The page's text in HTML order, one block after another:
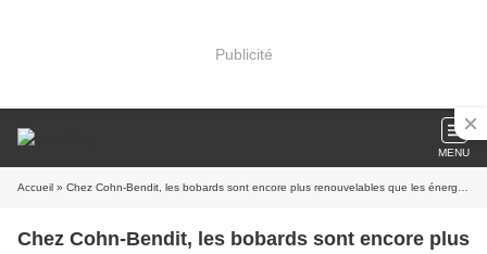
Publicité
MENU
Accueil » Chez Cohn-Bendit, les bobards sont encore plus renouvelables que les énergies
Chez Cohn-Bendit, les bobards sont encore plus